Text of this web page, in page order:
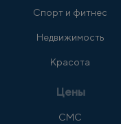
Спорт и фитнес
Недвижимость
Красота
Цены
СМС